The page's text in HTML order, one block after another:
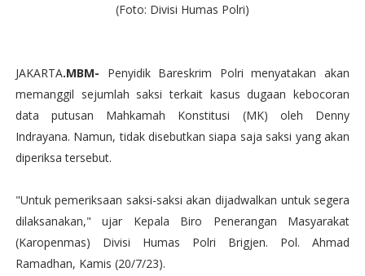
(Foto: Divisi Humas Polri)
JAKARTA.MBM- Penyidik Bareskrim Polri menyatakan akan
memanggil sejumlah saksi terkait kasus dugaan kebocoran
data putusan Mahkamah Konstitusi (MK) oleh Denny
Indrayana. Namun, tidak disebutkan siapa saja saksi yang akan
diperiksa tersebut.
"Untuk pemeriksaan saksi-saksi akan dijadwalkan untuk segera
dilaksanakan," ujar Kepala Biro Penerangan Masyarakat
(Karopenmas) Divisi Humas Polri Brigjen. Pol. Ahmad
Ramadhan, Kamis (20/7/23).